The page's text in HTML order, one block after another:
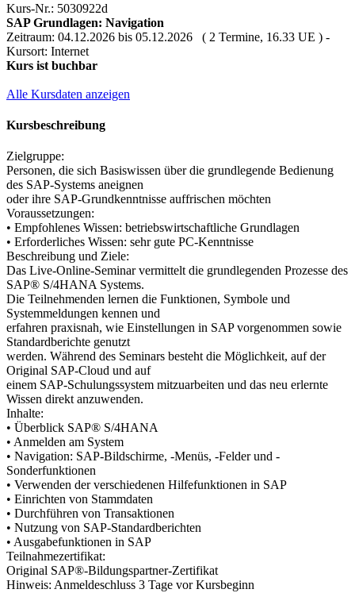
Kurs-Nr.: 5030922d
SAP Grundlagen: Navigation
Zeitraum: 04.12.2026 bis 05.12.2026 ( 2 Termine, 16.33 UE ) -
Kursort: Internet
Kurs ist buchbar
Alle Kursdaten anzeigen
Kursbeschreibung
Zielgruppe:
Personen, die sich Basiswissen über die grundlegende Bedienung
des SAP-Systems aneignen
oder ihre SAP-Grundkenntnisse auffrischen möchten
Voraussetzungen:
• Empfohlenes Wissen: betriebswirtschaftliche Grundlagen
• Erforderliches Wissen: sehr gute PC-Kenntnisse
Beschreibung und Ziele:
Das Live-Online-Seminar vermittelt die grundlegenden Prozesse des
SAP® S/4HANA Systems.
Die Teilnehmenden lernen die Funktionen, Symbole und
Systemmeldungen kennen und
erfahren praxisnah, wie Einstellungen in SAP vorgenommen sowie
Standardberichte genutzt
werden. Während des Seminars besteht die Möglichkeit, auf der
Original SAP-Cloud und auf
einem SAP-Schulungssystem mitzuarbeiten und das neu erlernte
Wissen direkt anzuwenden.
Inhalte:
• Überblick SAP® S/4HANA
• Anmelden am System
• Navigation: SAP-Bildschirme, -Menüs, -Felder und -
Sonderfunktionen
• Verwenden der verschiedenen Hilfefunktionen in SAP
• Einrichten von Stammdaten
• Durchführen von Transaktionen
• Nutzung von SAP-Standardberichten
• Ausgabefunktionen in SAP
Teilnahmezertifikat:
Original SAP®-Bildungspartner-Zertifikat
Hinweis: Anmeldeschluss 3 Tage vor Kursbeginn